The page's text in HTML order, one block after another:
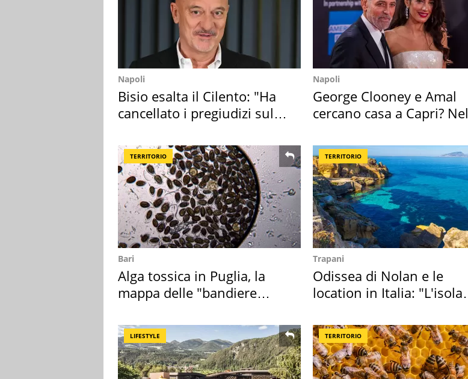
Napoli
Bisio esalta il Cilento: "Ha
cancellato i pregiudizi sul
Napoli
George Clooney e Amal
cercano casa a Capri? Nel
TERRITORIO
Bari
Alga tossica in Puglia, la
mappa delle "bandiere
TERRITORIO
Trapani
Odissea di Nolan e le
location in Italia: "L'isola
LIFESTYLE TERRITORIO